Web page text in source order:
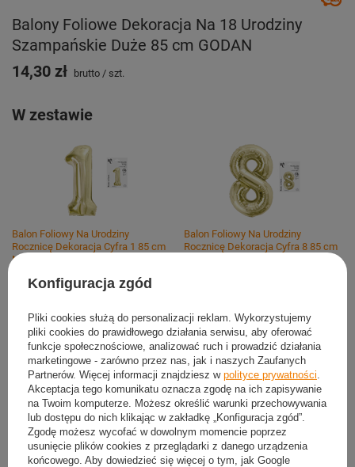
Balony Foliowe Dekoracja Na 18 Urodziny
Szampańskie Duże 85 cm GODAN
W zestawie
Balon Foliowy Na Urodziny
Rocznicę Dekoracja Cyfra 1 85 cm
Na Hel GODAN
Balon Foliowy Na Urodziny
Rocznicę Dekoracja Cyfra 8 85 cm
14,30 zł brutto / szt.
Dodaj do koszyka
Możesz kupić także poprzez:
Produkt dostępny Wysyłkadzisiaj
Darmowa i szybka dostawaod50,00 zł
30dni na łatwy zwrot
Konfiguracja zgód
Pliki cookies służą do personalizacji reklam. Wykorzystujemy
pliki cookies do prawidłowego działania serwisu, aby oferować
funkcje społecznościowe, analizować ruch i prowadzić działania
marketingowe - zarówno przez nas, jak i naszych Zaufanych
Partnerów. Więcej informacji znajdziesz w polityce prywatności
Akceptacja tego komunikatu oznacza zgodę na ich zapisywanie
na Twoim komputerze. Możesz określić warunki przechowywania
lub dostępu do nich klikając w zakładkę „Konfiguracja zgód”.
Zgodę możesz wycofać w dowolnym momencie poprzez
usunięcie plików cookies z przeglądarki z danego urządzenia
końcowego. Aby dowiedzieć się więcej o tym, jak Google